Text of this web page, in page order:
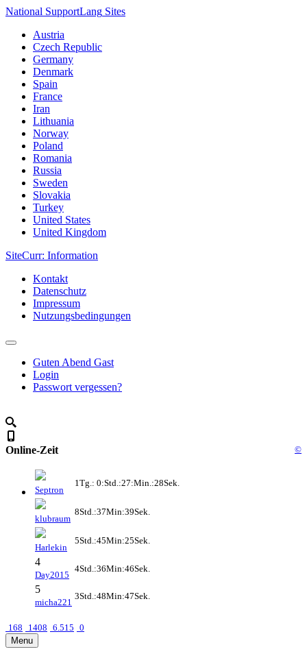
National SupportLang Sites
Austria
Czech Republic
Germany
Denmark
Spain
France
Iran
Lithuania
Norway
Poland
Romania
Russia
Sweden
Slovakia
Turkey
United States
United Kingdom
SiteCurr: Information
Kontakt
Datenschutz
Impressum
Nutzungsbedingungen
Guten Abend Gast
Login
Passwort vergessen?
Online-Zeit ©
Septron
1Tg.: 0:Std.:27:Min.:28Sek.
klubraum
8Std.:37Min:39Sek.
Harlekin
5Std.:45Min:25Sek.
4
Day2015
4Std.:36Min:46Sek.
5
micha221
3Std.:48Min:47Sek.
168 1408 6.515 0
Menu